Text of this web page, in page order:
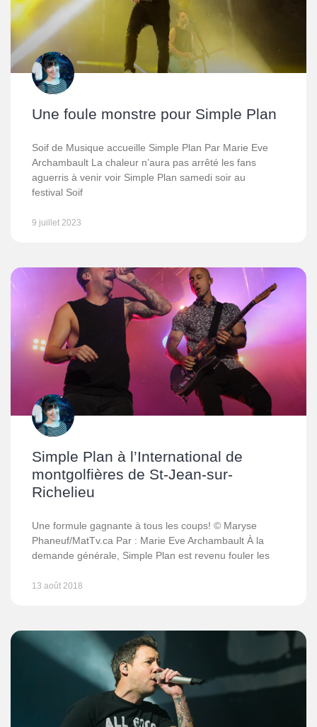
Une foule monstre pour Simple Plan
Soif de Musique accueille Simple Plan Par Marie Eve
Archambault La chaleur n’aura pas arrêté les fans
aguerris à venir voir Simple Plan samedi soir au
festival Soif
9 juillet 2023
Simple Plan à l’International de
montgolfières de St-Jean-sur-
Richelieu
Une formule gagnante à tous les coups! © Maryse
Phaneuf/MatTv.ca Par : Marie Eve Archambault À la
demande générale, Simple Plan est revenu fouler les
13 août 2018